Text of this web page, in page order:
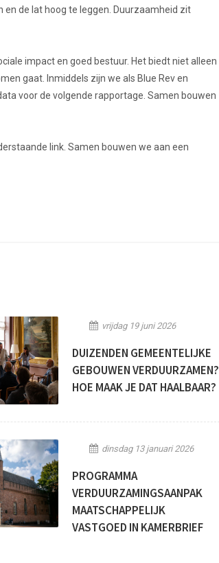
de lat hoog te leggen. Duurzaamheid zit
impact en goed bestuur. Het biedt niet alleen
gaat. Inmiddels zijn we als Blue Rev en
voor de volgende rapportage. Samen bouwen
link. Samen bouwen we aan een
vrijdag 19 juni 2026
DUIZENDEN GEMEENTELIJKE
GEBOUWEN VERDUURZAMEN?
HOE MAAK JE DAT HAALBAAR?
dinsdag 13 januari 2026
PROGRAMMA
VERDUURZAMINGSAANPAK
MAATSCHAPPELIJK
VASTGOED IN KAMERBRIEF